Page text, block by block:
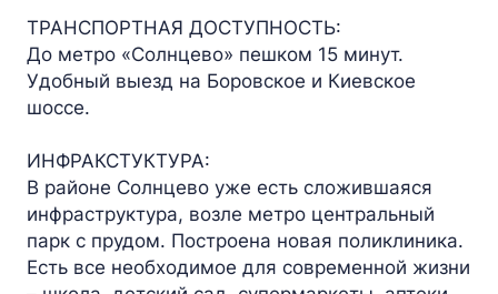
ТРАНСПОРТНАЯ ДОСТУПНОСТЬ:
До метро «Солнцево» пешком 15 минут.
Удобный выезд на Боровское и Киевское
шоссе.
ИНФРАКСТУКТУРА:
В районе Солнцево уже есть сложившаяся
инфраструктура, возле метро центральный
парк с прудом. Построена новая поликлиника.
Есть все необходимое для современной жизни